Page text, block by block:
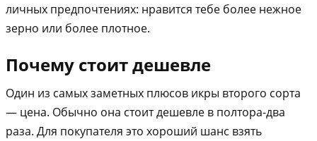
личных предпочтениях: нравится тебе более нежное
зерно или более плотное.
Почему стоит дешевле
Один из самых заметных плюсов икры второго сорта
— цена. Обычно она стоит дешевле в полтора-два
раза. Для покупателя это хороший шанс взять